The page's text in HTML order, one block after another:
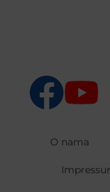
O nama